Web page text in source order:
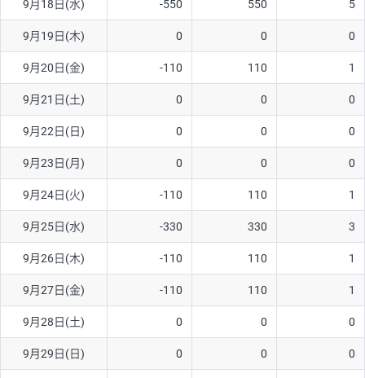
ソ/円は10万通貨単位。
9月18日(水) -550 550 5
9月19日(木) 0 0 0
9月20日(金) -110 110 1
9月21日(土) 0 0 0
9月22日(日) 0 0 0
9月23日(月) 0 0 0
9月24日(火) -110 110 1
9月25日(水) -330 330 3
9月26日(木) -110 110 1
9月27日(金) -110 110 1
9月28日(土) 0 0 0
9月29日(日) 0 0 0